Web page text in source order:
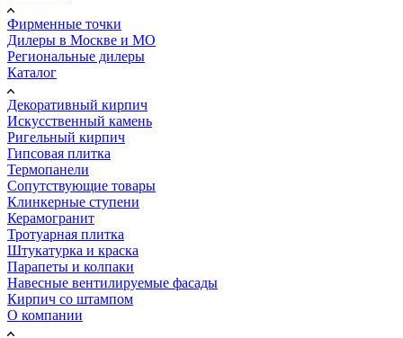
Фирменные точки
Дилеры в Москве и МО
Региональные дилеры
Каталог
Декоративный кирпич
Искусственный камень
Ригельный кирпич
Гипсовая плитка
Термопанели
Сопутствующие товары
Клинкерные ступени
Керамогранит
Тротуарная плитка
Штукатурка и краска
Парапеты и колпаки
Навесные вентилируемые фасады
Кирпич со штампом
О компании